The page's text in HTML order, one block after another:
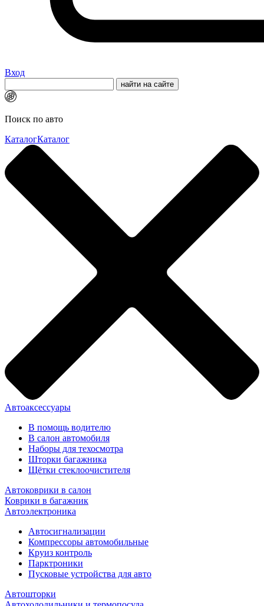
Вход
Поиск по авто
КаталогКаталог
Автоаксессуары
В помощь водителю
В салон автомобиля
Наборы для техосмотра
Шторки багажника
Щётки стеклоочистителя
Автоковрики в салон
Коврики в багажник
Автоэлектроника
Автосигнализации
Компрессоры автомобильные
Круиз контроль
Парктроники
Пусковые устройства для авто
Автошторки